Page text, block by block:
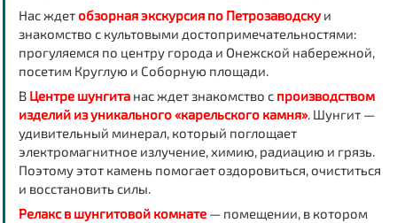
Нас ждетобзорная экскурсия по Петрозаводскуи
знакомство с культовыми достопримечательностями:
прогуляемся по центру города и Онежской набережной,
посетим Круглую и Соборную площади.
В Центре шунгитанас ждет знакомство с производством
изделий из уникального «карельского камня». Шунгит —
удивительный минерал, который поглощает
электромагнитное излучение, химию, радиацию и грязь.
Поэтому этот камень помогает оздоровиться, очиститься
и восстановить силы.
Релакс в шунгитовой комнате— помещении, в котором